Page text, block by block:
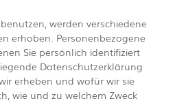
werden verschiedene
erhoben. Personenbezogene
Sie persönlich identifiziert
Datenschutzerklärung
erheben und wofür wir sie
wie und zu welchem Zweck